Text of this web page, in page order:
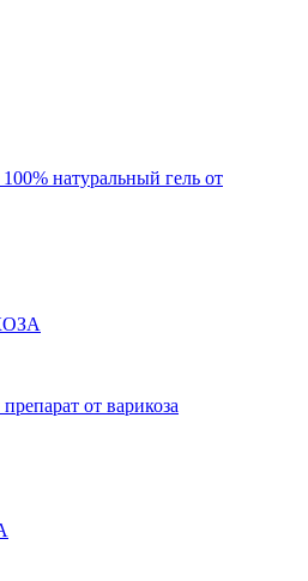
натуральный гель от
от варикоза